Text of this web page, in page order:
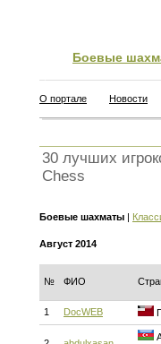
Боевые
О портале Новости
30 лучших
Chess
Боевые шахматы |
Август 2014
№ ФИО
1 DocWEB